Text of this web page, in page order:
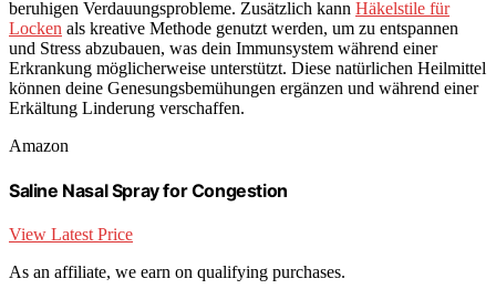
beruhigen Verdauungsprobleme. Zusätzlich kann Häkelstile für
Locken als kreative Methode genutzt werden, um zu entspannen
und Stress abzubauen, was dein Immunsystem während einer
Erkrankung möglicherweise unterstützt. Diese natürlichen Heilmittel
können deine Genesungsbemühungen ergänzen und während einer
Erkältung Linderung verschaffen.
Amazon
Saline Nasal Spray for Congestion
View Latest Price
As an affiliate, we earn on qualifying purchases.